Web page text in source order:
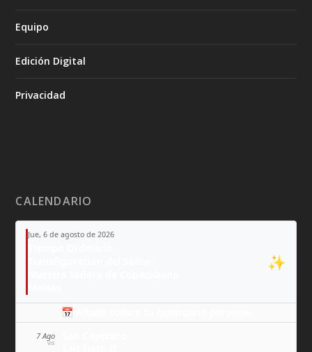
Equipo
Edición Digital
Privacidad
CALENDARIO
Jue, 6 de agosto de 2026
✨
📅 Añade todo a tu calendario personal
7 Ago
VIE